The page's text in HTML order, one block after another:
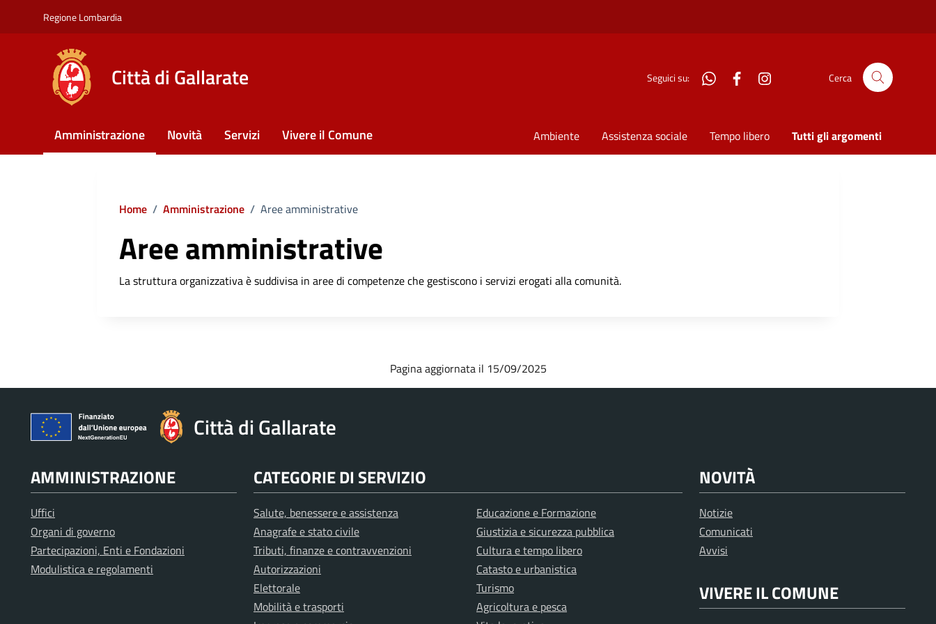
Regione Lombardia
Città di Gallarate Seguici su: WhatsAppFacebook Cerca
Amministrazione Novità Servizi Vivere il Comune Ambiente Assistenza sociale Tempo libero Tutti gli argomenti
Home / Amministrazione / Aree amministrative
Aree amministrative
La struttura organizzativa è suddivisa in aree di competenze che gestiscono i servizi erogati alla comunità.
Pagina aggiornata il 15/09/2025
Città di Gallarate
AMMINISTRAZIONE
Uffici
Organi di governo
Partecipazioni, Enti e Fondazioni
Modulistica e regolamenti
CATEGORIE DI SERVIZIO
Salute, benessere e assistenza
Anagrafe e stato civile
Tributi, finanze e contravvenzioni
Autorizzazioni
Elettorale
Mobilità e trasporti
Educazione e Formazione
Giustizia e sicurezza pubblica
Cultura e tempo libero
Catasto e urbanistica
Turismo
Agricoltura e pesca
NOVITÀ
Notizie
Comunicati
Avvisi
VIVERE IL COMUNE